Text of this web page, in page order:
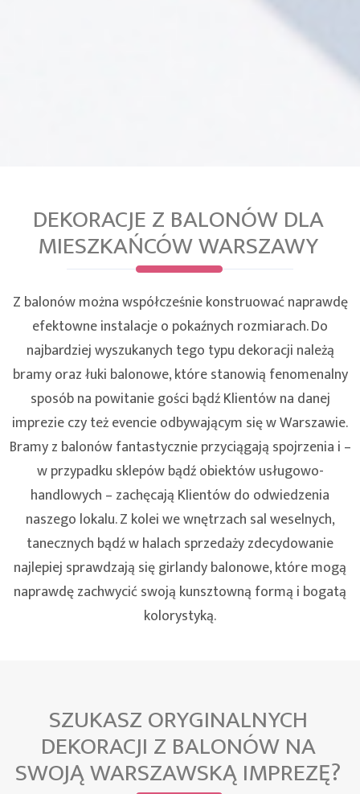
DEKORACJE Z BALONÓW DLA
MIESZKAŃCÓW WARSZAWY
Z balonów można współcześnie konstruować naprawdę
efektowne instalacje o pokaźnych rozmiarach. Do
najbardziej wyszukanych tego typu dekoracji należą
bramy oraz łuki balonowe, które stanowią fenomenalny
sposób na powitanie gości bądź Klientów na danej
imprezie czy też evencie odbywającym się w Warszawie.
Bramy z balonów fantastycznie przyciągają spojrzenia i –
w przypadku sklepów bądź obiektów usługowo-
handlowych – zachęcają Klientów do odwiedzenia
naszego lokalu. Z kolei we wnętrzach sal weselnych,
tanecznych bądź w halach sprzedaży zdecydowanie
najlepiej sprawdzają się girlandy balonowe, które mogą
naprawdę zachwycić swoją kunsztowną formą i bogatą
kolorystyką.
SZUKASZ ORYGINALNYCH
DEKORACJI Z BALONÓW NA
SWOJĄ WARSZAWSKĄ IMPREZĘ?